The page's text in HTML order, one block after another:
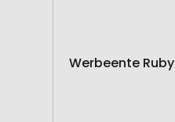
Werbeente Ruby